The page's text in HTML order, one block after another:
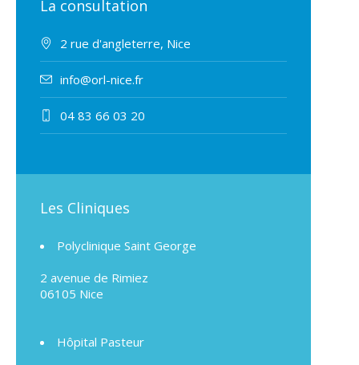
La consultation
2 rue d'angleterre, Nice
info@orl-nice.fr
04 83 66 03 20
Les Cliniques
Polyclinique Saint George
2 avenue de Rimiez
06105 Nice
Hôpital Pasteur